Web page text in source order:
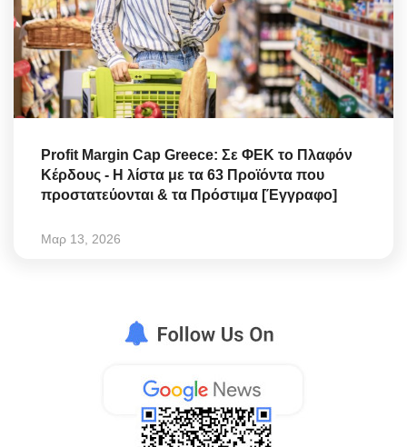
Profit Margin Cap Greece: Σε ΦΕΚ το Πλαφόν
Κέρδους - Η λίστα με τα 63 Προϊόντα που
προστατεύονται & τα Πρόστιμα [Έγγραφο]
Μαρ 13, 2026